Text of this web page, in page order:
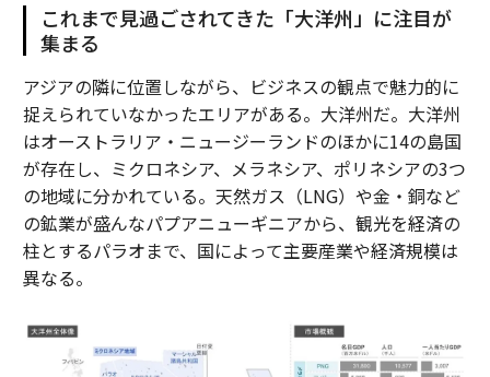
これまで見過ごされてきた「大洋州」に注目が
集まる
アジアの隣に位置しながら、ビジネスの観点で魅力的に
捉えられていなかったエリアがある。大洋州だ。大洋州
はオーストラリア・ニュージーランドのほかに14の島国
が存在し、ミクロネシア、メラネシア、ポリネシアの3つ
の地域に分かれている。天然ガス（LNG）や金・銅など
の鉱業が盛んなパプアニューギニアから、観光を経済の
柱とするパラオまで、国によって主要産業や経済規模は
異なる。